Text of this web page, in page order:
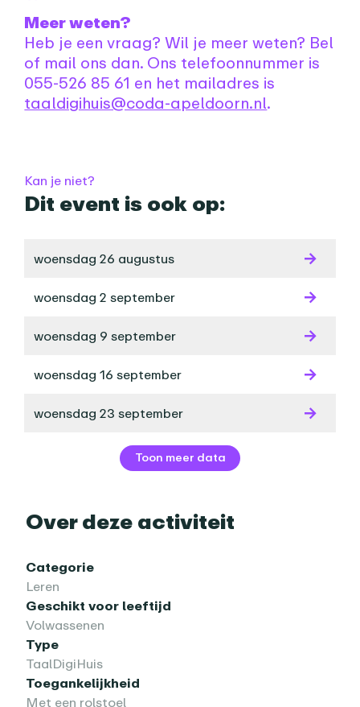
Meer weten?
Heb je een vraag? Wil je meer weten? Bel
of mail ons dan. Ons telefoonnummer is
055-526 85 61 en het mailadres is
taaldigihuis@coda-apeldoorn.nl.
Kan je niet?
Dit event is ook op:
woensdag 26 augustus
woensdag 2 september
woensdag 9 september
woensdag 16 september
woensdag 23 september
Toon meer data
Over deze activiteit
Categorie
Leren
Geschikt voor leeftijd
Volwassenen
Type
TaalDigiHuis
Toegankelijkheid
Met een rolstoel